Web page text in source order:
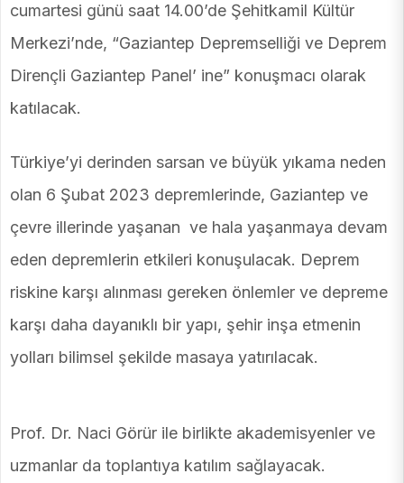
cumartesi günü saat 14.00’de Şehitkamil Kültür
Merkezi’nde, “Gaziantep Depremselliği ve Deprem
Dirençli Gaziantep Panel’ ine” konuşmacı olarak
katılacak.
Türkiye’yi derinden sarsan ve büyük yıkama neden
olan 6 Şubat 2023 depremlerinde, Gaziantep ve
çevre illerinde yaşanan ve hala yaşanmaya devam
eden depremlerin etkileri konuşulacak. Deprem
riskine karşı alınması gereken önlemler ve depreme
karşı daha dayanıklı bir yapı, şehir inşa etmenin
yolları bilimsel şekilde masaya yatırılacak.
Prof. Dr. Naci Görür ile birlikte akademisyenler ve
uzmanlar da toplantıya katılım sağlayacak.